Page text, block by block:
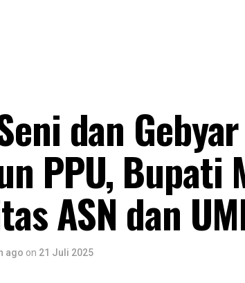
dan
PPU, Bupati
ASN dan
ago on 21 Juli 2025